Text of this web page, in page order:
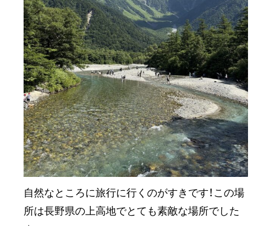
自然なところに旅行に行くのがすきです！この場
所は長野県の上高地でとても素敵な場所でした